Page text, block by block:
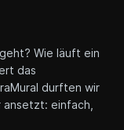
Wie läuft ein
das
durften wir
ansetzt: einfach,